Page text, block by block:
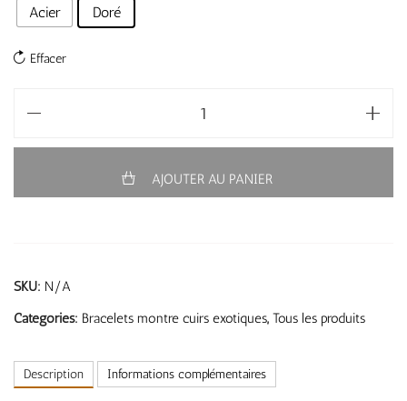
Acier Doré
Effacer
AJOUTER AU PANIER
SKU: N/A
Categories: Bracelets montre cuirs exotiques, Tous les produits
Description Informations complémentaires